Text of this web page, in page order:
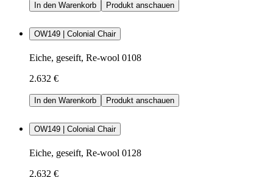
In den Warenkorb Produkt anschauen
OW149 | Colonial Chair
Eiche, geseift, Re-wool 0108
2.632 €
In den Warenkorb Produkt anschauen
OW149 | Colonial Chair
Eiche, geseift, Re-wool 0128
2.632 €